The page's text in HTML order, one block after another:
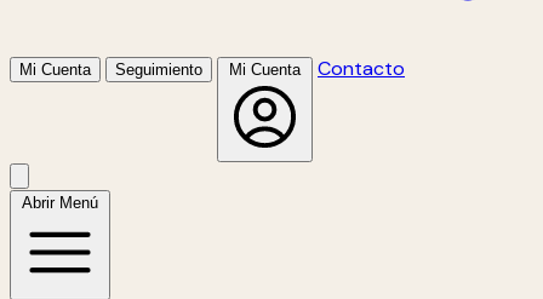
Mi Cuenta Seguimiento Mi Cuenta Contacto
Abrir Menú